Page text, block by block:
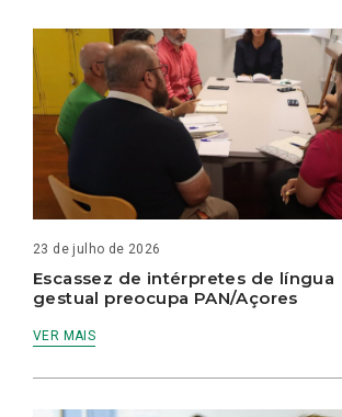
23 de julho de 2026
Escassez de intérpretes de língua
gestual preocupa PAN/Açores
VER MAIS